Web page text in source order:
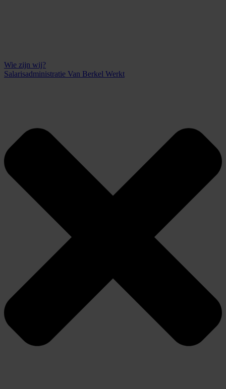
Wie zijn wij?
Salarisadministratie Van Berkel Werkt